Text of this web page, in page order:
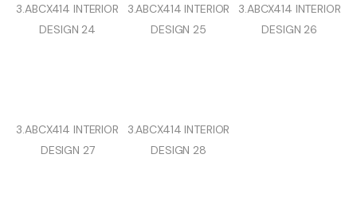
3.ABCX414 INTERIOR
DESIGN 24
3.ABCX414 INTERIOR
DESIGN 25
3.ABCX414 INTERIOR
DESIGN 26
3.ABCX414 INTERIOR
DESIGN 27
3.ABCX414 INTERIOR
DESIGN 28